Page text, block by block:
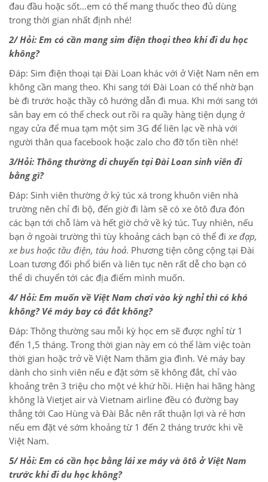
đau đầu hoặc sốt…em có thể mang thuốc theo đủ dùng
trong thời gian nhất định nhé!
2/ Hỏi: Em có cần mang sim điện thoại theo khi đi du học
không?
Đáp: Sim điện thoại tại Đài Loan khác với ở Việt Nam nên em
không cần mang theo. Khi sang tới Đài Loan có thể nhờ bạn
bè đi trước hoặc thầy cô hướng dẫn đi mua. Khi mới sang tới
sân bay em có thể check out rồi ra quầy hàng tiện dụng ở
ngay cửa để mua tạm một sim 3G để liên lạc về nhà với
người thân qua facebook hoặc zalo cho đỡ tốn tiền nhé!
3/Hỏi: Thông thường di chuyển tại Đài Loan sinh viên đi
bằng gì?
Đáp: Sinh viên thường ở ký túc xá trong khuôn viên nhà
trường nên chỉ đi bộ, đến giờ đi làm sẽ có xe ôtô đưa đón
các bạn tới chỗ làm và hết giờ chở về ký túc. Tuy nhiên, nếu
bạn ở ngoài trường thì tùy khoảng cách bạn có thể đixe đạp,
xe bus hoặc tầu điện, tàu hoả. Phương tiện công cộng tại Đài
Loan tương đối phổ biến và liên tục nên rất dễ cho bạn có
thể di chuyển tới các địa điểm mình muốn.
4/ Hỏi: Em muốn về Việt Nam chơi vào kỳ nghỉ thì có khó
không? Vé máy bay có đắt không?
Đáp: Thông thường sau mỗi kỳ học em sẽ được nghỉ từ 1
đến 1,5 tháng. Trong thời gian này em có thể làm việc toàn
thời gian hoặc trở về Việt Nam thăm gia đình. Vé máy bay
dành cho sinh viên nếu e đặt sớm sẽ không đắt, chỉ vào
khoảng trên 3 triệu cho một vé khứ hồi. Hiện hai hãng hàng
không là Vietjet air và Vietnam airline đều có đường bay
thẳng tới Cao Hùng và Đài Bắc nên rất thuận lợi và rẻ hơn
nếu em đặt vé sớm khoảng từ 1 đến 2 tháng trước khi về
Việt Nam.
5/ Hỏi: Em có cần học bằng lái xe máy và ôtô ở Việt Nam
trước khi đi du học không?